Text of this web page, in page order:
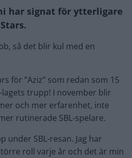
har signat för ytterligare
så det blir kul med en
för ”Aziz” som redan som 15
lagets trupp! I november blir
och mer erfarenhet, inte
rutinerade SBL-spelare.
under SBL-resan. Jag har
roll varje år och det är min